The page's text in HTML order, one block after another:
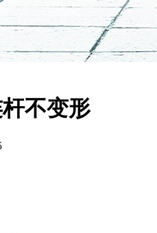
不变形